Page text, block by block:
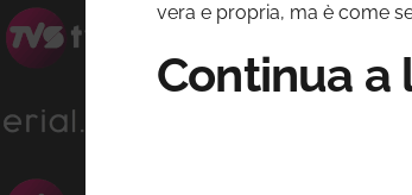
vera e propria, ma è come
Continua a